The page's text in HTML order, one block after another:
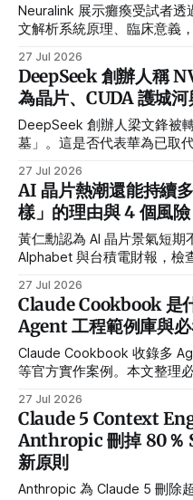
Neuralink 展示癱瘓受試者透
文解析系統原理、臨床意義
27 Jul 2026
DeepSeek 創辦人稱
為晶片、CUDA 護城
DeepSeek 創辦人梁文鋒被
墓」。這是否代表華為已取
27 Jul 2026
AI 晶片熱潮還能持續
樣」的理由與 4 個風險
黃仁勳認為 AI 晶片景氣短期
Alphabet 與台積電財報，檢
27 Jul 2026
Claude Cookbook 是
Agent 工程範例庫與
Claude Cookbook 收錄多
等官方實作案例。本文整理
27 Jul 2026
Claude 5 Context
Anthropic 刪掉 80％
新原則
Anthropic 為 Claude 5 刪除